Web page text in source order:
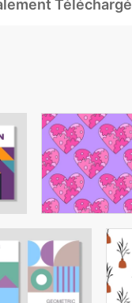
Téléchargé